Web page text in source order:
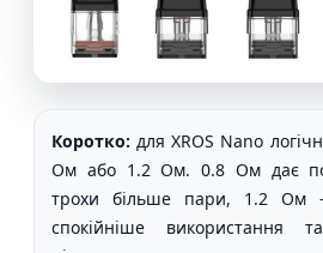
Коротко: для XROS Nano
Ом або 1.2 Ом. 0.8 Ом дає
трохи більше пари, 1.2 Ом
спокійніше використання